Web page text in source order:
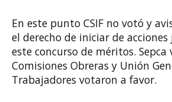
En este punto CSIF no votó y
el derecho de iniciar de
este concurso de méritos.
Comisiones Obreras y Unión
Trabajadores votaron a favor.